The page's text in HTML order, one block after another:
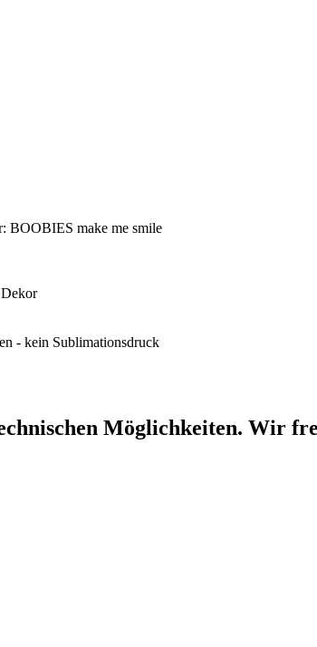
BOOBIES make me smile
- kein Sublimationsdruck
Möglichkeiten. Wir